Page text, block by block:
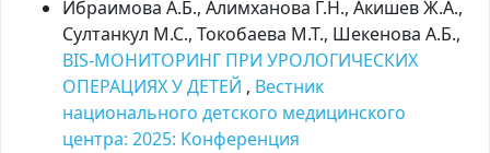
Ибраимова А.Б., Алимханова Г.Н., Акишев Ж.А.,
Султанкул М.С., Токобаева М.Т., Шекенова А.Б.,
BIS-МОНИТОРИНГ ПРИ УРОЛОГИЧЕСКИХ
ОПЕРАЦИЯХ У ДЕТЕЙ , Вестник
национального детского медицинского
центра: 2025: Kонференция